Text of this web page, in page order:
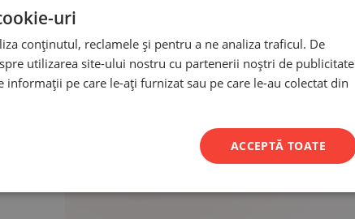
uri
conținutul, reclamele și pentru a ne analiza traficul. De
utilizarea site-ului nostru cu partenerii noștri de publicitate
informații pe care le-ați furnizat sau pe care le-au colectat din
ACCEPTĂ TOATE